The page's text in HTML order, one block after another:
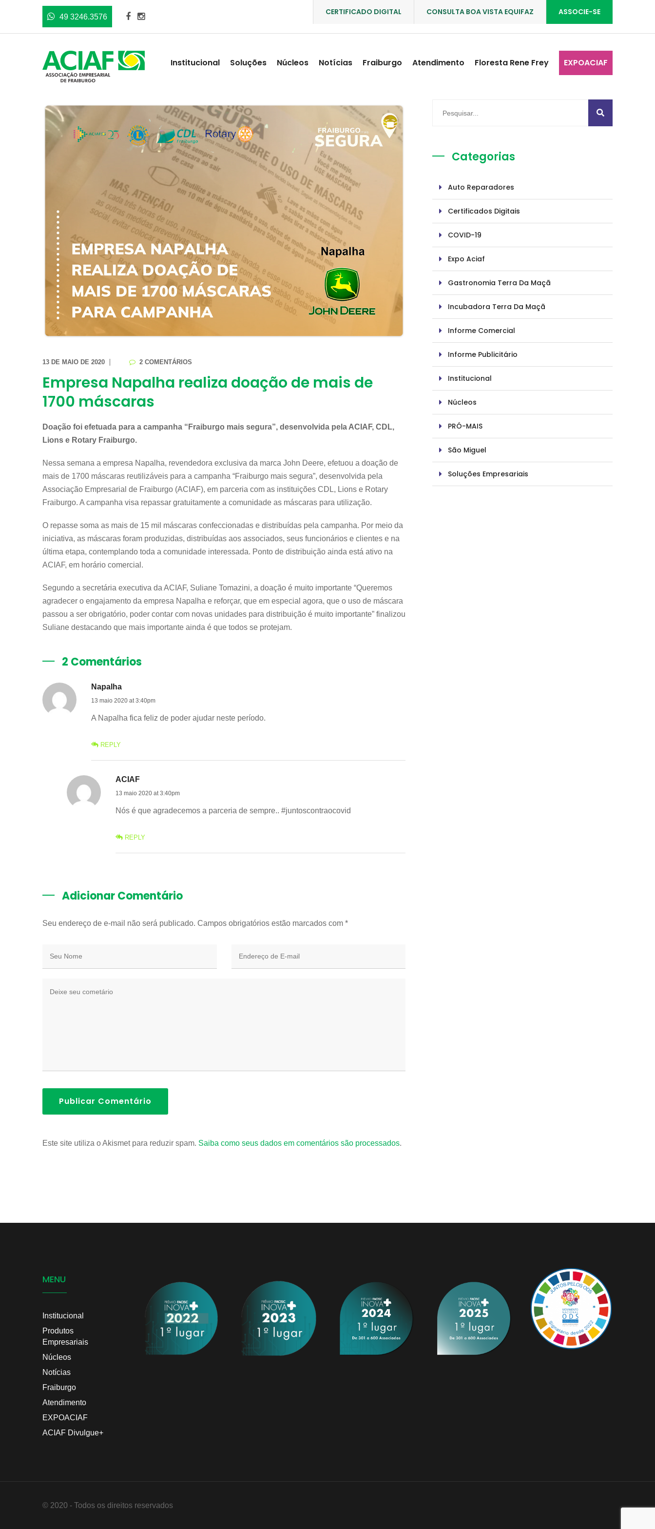
49 3246.3576
ASSOCIE-SE
CONSULTA BOA VISTA EQUIFAZ
CERTIFICADO DIGITAL
Institucional Soluções Núcleos Notícias Fraiburgo Atendimento Floresta Rene Frey EXPOACIAF
13 DE MAIO DE 2020 2 COMENTÁRIOS
Empresa Napalha realiza doação de mais de
1700 máscaras
Doação foi efetuada para a campanha “Fraiburgo mais segura”, desenvolvida pela ACIAF, CDL,
Lions e Rotary Fraiburgo.
Nessa semana a empresa Napalha, revendedora exclusiva da marca John Deere, efetuou a doação de
mais de 1700 máscaras reutilizáveis para a campanha “Fraiburgo mais segura”, desenvolvida pela
Associação Empresarial de Fraiburgo (ACIAF), em parceria com as instituições CDL, Lions e Rotary
Fraiburgo. A campanha visa repassar gratuitamente a comunidade as máscaras para utilização.
O repasse soma as mais de 15 mil máscaras confeccionadas e distribuídas pela campanha. Por meio da
iniciativa, as máscaras foram produzidas, distribuídas aos associados, seus funcionários e clientes e na
última etapa, contemplando toda a comunidade interessada. Ponto de distribuição ainda está ativo na
ACIAF, em horário comercial.
Segundo a secretária executiva da ACIAF, Suliane Tomazini, a doação é muito importante “Queremos
agradecer o engajamento da empresa Napalha e reforçar, que em especial agora, que o uso de máscara
passou a ser obrigatório, poder contar com novas unidades para distribuição é muito importante” finalizou
Suliane destacando que mais importante ainda é que todos se protejam.
2 Comentários
Napalha
13 maio 2020 at 3:40pm
A Napalha fica feliz de poder ajudar neste período.
REPLY
ACIAF
13 maio 2020 at 3:40pm
Nós é que agradecemos a parceria de sempre.. #juntoscontraocovid
REPLY
Adicionar Comentário
Seu endereço de e-mail não será publicado. Campos obrigatórios estão marcados com *
Publicar Comentário
Este site utiliza o Akismet para reduzir spam. Saiba como seus dados em comentários são processados.
Categorias
Auto Reparadores
Certificados Digitais
COVID-19
Expo Aciaf
Gastronomia Terra Da Maçã
Incubadora Terra Da Maçã
Informe Comercial
Informe Publicitário
Institucional
Núcleos
PRÓ-MAIS
São Miguel
Soluções Empresariais
MENU
Institucional
Produtos
Empresariais
Núcleos
Notícias
Fraiburgo
Atendimento
EXPOACIAF
ACIAF Divulgue+
© 2020 - Todos os direitos reservados